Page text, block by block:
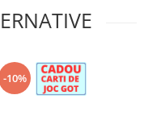
-10%